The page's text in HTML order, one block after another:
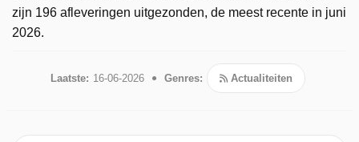
zijn 196 afleveringen uitgezonden, de meest recente in juni
2026.
Laatste: 16-06-2026 Genres: Actualiteiten